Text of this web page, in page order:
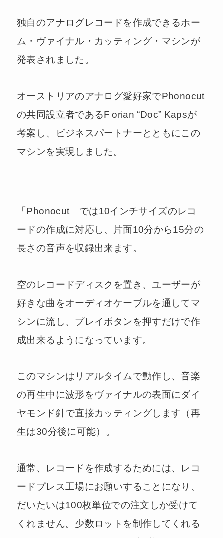
独自のアナログレコードを作成できるホー
ム・ヴァイナル・カッティング・マシンが
発表されました。
オーストリアのアナログ愛好家でPhonocut
の共同設立者であるFlorian “Doc” Kapsが
考案し、ビジネスパートナーとともにこの
マシンを実現しました。
「Phonocut」では10インチサイズのレコ
ードの作成に対応し、片面10分から15分の
長さの音声を収録出来ます。
空のレコードディスクを置き、ユーザーが
好きな曲をオーディオケーブルを通してマ
シンに流し、プレイボタンを押すだけで作
成出来るようになっています。
このマシンはリアルタイムで動作し、音楽
の再生中に波形をヴァイナルの表面にダイ
ヤモンド針で直接カッティングします（再
生は30分後に可能）。
通常、レコードを作成するためには、レコ
ードプレス工場にお願いすることになり、
だいたいは100枚単位での注文しか受けて
くれません。少数ロットを制作してくれる